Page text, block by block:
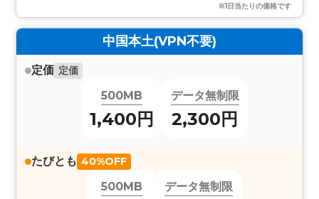
※1日当たりの価格です
中国本土(VPN不要)
定価 定価
500MB
1,400円
データ無制限
2,300円
たびとも 40%OFF
500MB データ無制限